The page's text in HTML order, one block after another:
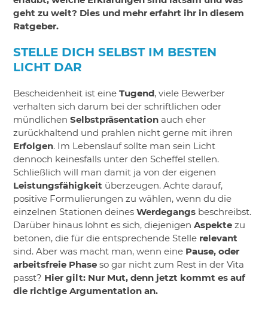
geht zu weit? Dies und mehr erfahrt ihr in diesem
Ratgeber.
STELLE DICH SELBST IM BESTEN
LICHT DAR
Bescheidenheit ist eineTugend, viele Bewerber
verhalten sich darum bei der schriftlichen oder
mündlichenSelbstpräsentation auch eher
zurückhaltend und prahlen nicht gerne mit ihren
Erfolgen. Im Lebenslauf sollte man sein Licht
dennoch keinesfalls unter den Scheffel stellen.
Schließlich will man damit ja von der eigenen
Leistungsfähigkeit überzeugen. Achte darauf,
positive Formulierungen zu wählen, wenn du die
einzelnen Stationen deinesWerdegangs beschreibst.
Darüber hinaus lohnt es sich, diejenigenAspekte zu
betonen, die für die entsprechende Stelle relevant
sind. Aber was macht man, wenn eine Pause, oder
arbeitsfreie Phase so gar nicht zum Rest in der Vita
passt? Hier gilt: Nur Mut, denn jetzt kommt es auf
die richtige Argumentation an.